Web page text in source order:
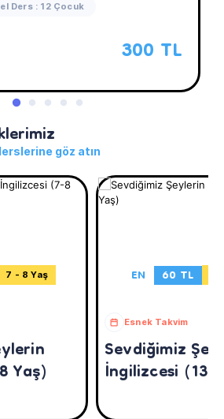
Ders : 12 Çocuk
300 TL
göz atın
7 - 8 Yaş
Yaş)
EN 60 TL
Esnek Takvim
Sevdiğimiz
İngilizcesi (13-